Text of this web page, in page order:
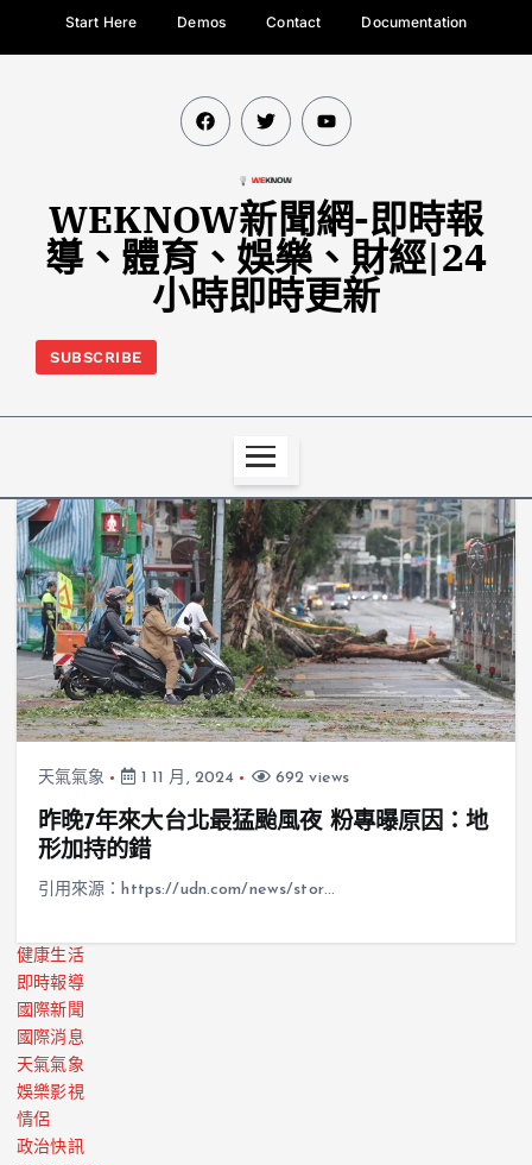
Start Here Demos Contact Documentation
WEKNOW新聞網-即時報
導、體育、娛樂、財經|24
小時即時更新
SUBSCRIBE
天氣氣象 1 11 月, 2024 692 views
昨晚7年來大台北最猛颱風夜 粉專曝原因：地
形加持的錯
引用來源：https://udn.com/news/stor…
健康生活
即時報導
國際新聞
國際消息
天氣氣象
娛樂影視
情侶
政治快訊